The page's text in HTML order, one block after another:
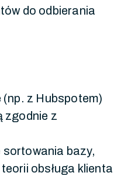
do odbierania
z Hubspotem)
zgodnie z
bazy,
obsługa klienta